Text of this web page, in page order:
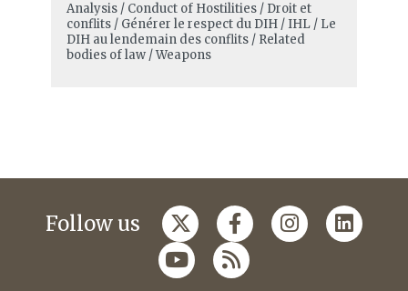
Analysis / Conduct of Hostilities / Droit et
conflits / Générer le respect du DIH / IHL / Le
DIH au lendemain des conflits / Related
bodies of law / Weapons
Follow us